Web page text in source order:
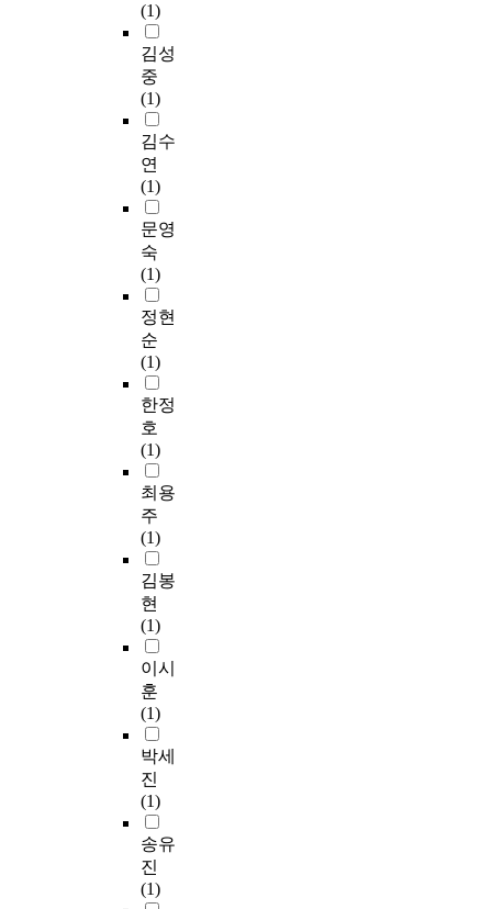
(1)
김성
중
(1)
김수
연
(1)
문영
숙
(1)
정현
순
(1)
한정
호
(1)
최용
주
(1)
김봉
현
(1)
이시
훈
(1)
박세
진
(1)
송유
진
(1)